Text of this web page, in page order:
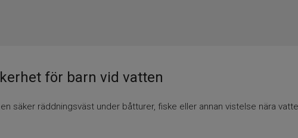
för barn vid vatten
säker räddningsväst under båtturer, fiske eller annan vistelse nära